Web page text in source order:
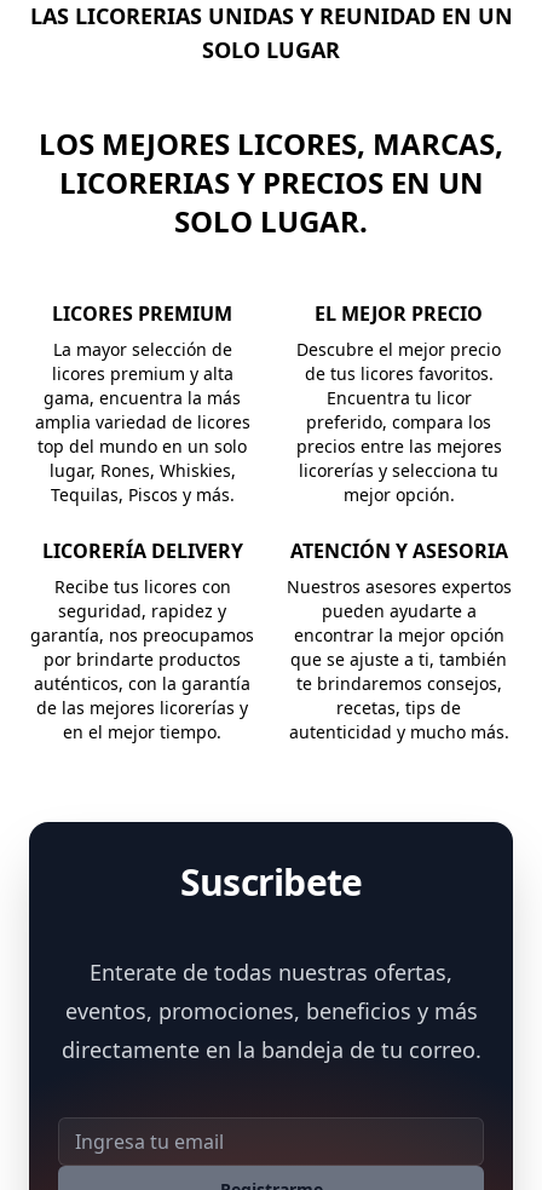
LAS LICORERIAS UNIDAS Y REUNIDAD EN UN
SOLO LUGAR
LOS MEJORES LICORES, MARCAS,
LICORERIAS Y PRECIOS EN UN
SOLO LUGAR.
LICORES PREMIUM
La mayor selección de
licores premium y alta
gama, encuentra la más
amplia variedad de licores
top del mundo en un solo
lugar, Rones, Whiskies,
Tequilas, Piscos y más.
EL MEJOR PRECIO
Descubre el mejor precio
de tus licores favoritos.
Encuentra tu licor
preferido, compara los
precios entre las mejores
licorerías y selecciona tu
mejor opción.
LICORERÍA DELIVERY
Recibe tus licores con
seguridad, rapidez y
garantía, nos preocupamos
por brindarte productos
auténticos, con la garantía
de las mejores licorerías y
en el mejor tiempo.
ATENCIÓN Y ASESORIA
Nuestros asesores expertos
pueden ayudarte a
encontrar la mejor opción
que se ajuste a ti, también
te brindaremos consejos,
recetas, tips de
autenticidad y mucho más.
Suscribete
Enterate de todas nuestras ofertas,
eventos, promociones, beneficios y más
directamente en la bandeja de tu correo.
Dirección de correo